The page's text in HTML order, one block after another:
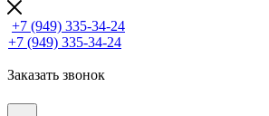
+7 (949) 335-34-24
+7 (949) 335-34-24
Заказать звонок